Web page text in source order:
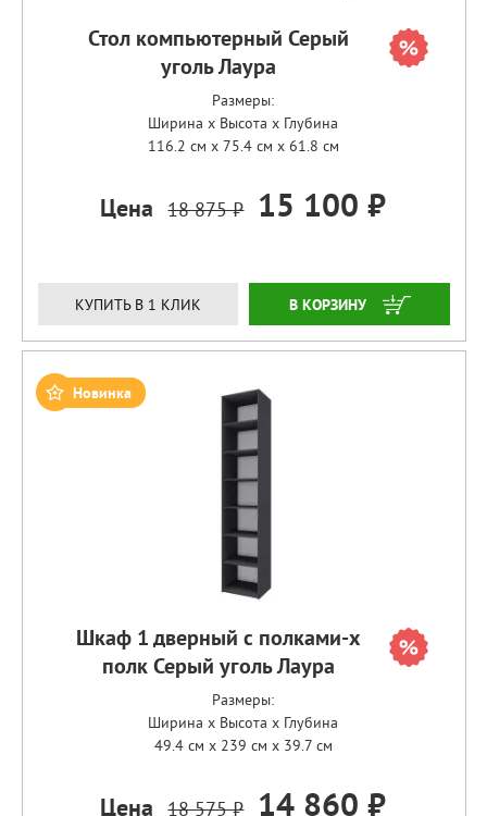
Стол компьютерный Серый
уголь Лаура
Размеры:
Ширина x Высота x Глубина
116.2 см x 75.4 см x 61.8 см
Цена 18 875 ₽ 15 100 ₽
КУПИТЬ В 1 КЛИК ЗАКАЗАТЬ
Новинка
Шкаф 1 дверный с полками-х
полк Серый уголь Лаура
Размеры:
Ширина x Высота x Глубина
49.4 см x 239 см x 39.7 см
Цена 18 575 ₽ 14 860 ₽